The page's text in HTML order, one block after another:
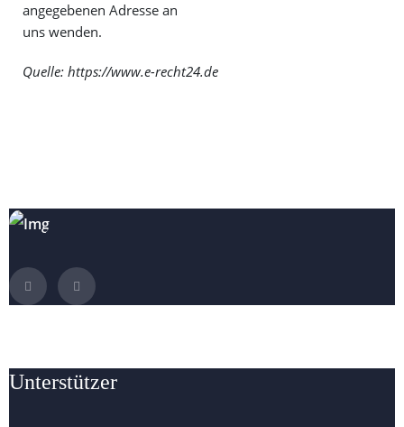
angegebenen Adresse an
uns wenden.
Quelle: https://www.e-recht24.de
Unterstützer